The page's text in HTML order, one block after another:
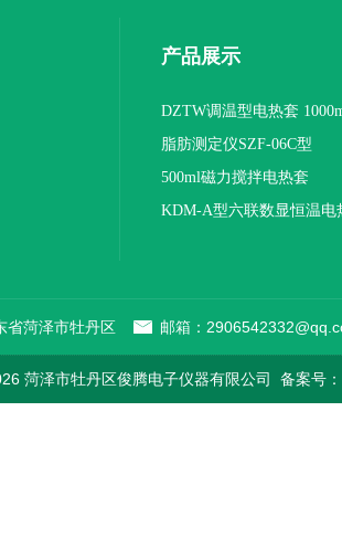
产品展示
DZTW调温型电热套
联
脂肪测定仪SZF-06C型
500ml磁力搅拌电热套
KDM-A型六联数显恒温电
省菏泽市牡丹区 邮箱：
菏泽市牡丹区俊腾电子仪器有限公司 备案号